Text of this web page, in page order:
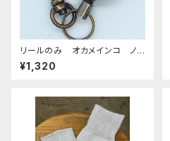
リールのみ オカメインコ ノ
ーマル レッドブラウン おか
めいんこ
¥1,320